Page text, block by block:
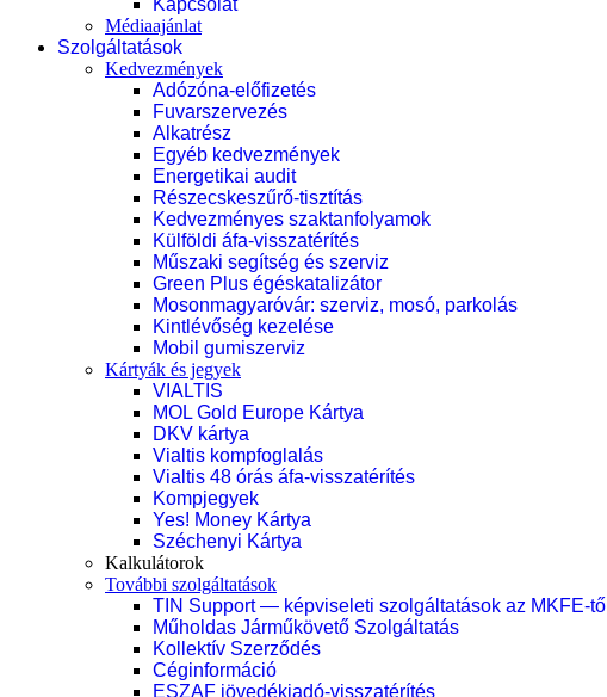
Kapcsolat
Médiaajánlat
Szolgáltatások
Kedvezmények
Adózóna-előfizetés
Fuvarszervezés
Alkatrész
Egyéb kedvezmények
Energetikai audit
Részecskeszűrő-tisztítás
Kedvezményes szaktanfolyamok
Külföldi áfa-visszatérítés
Műszaki segítség és szerviz
Green Plus égéskatalizátor
Mosonmagyaróvár: szerviz, mosó, parkolás
Kintlévőség kezelése
Mobil gumiszerviz
Kártyák és jegyek
VIALTIS
MOL Gold Europe Kártya
DKV kártya
Vialtis kompfoglalás
Vialtis 48 órás áfa-visszatérítés
Kompjegyek
Yes! Money Kártya
Széchenyi Kártya
Kalkulátorok
További szolgáltatások
TIN Support — képviseleti szolgáltatások az MKFE-től
Műholdas Járműkövető Szolgáltatás
Kollektív Szerződés
Céginformáció
ESZAF jövedékiadó-visszatérítés